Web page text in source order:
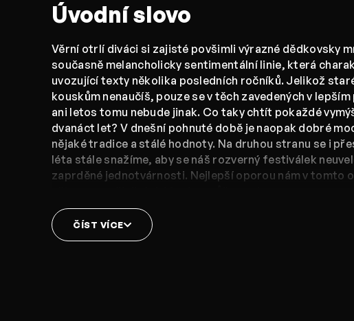
Úvodní slovo
Věrní otrlí diváci si zajisté povšimli výrazné dědkovsky
současně melancholicky sentimentální linie, která
uvozující texty několika posledních ročníků. Jelikož
kouskům nenaučíš, pouze se v těch zavedených v
ani letos tomu nebude jinak. Co taky chtít pokaždé
dvanáct let? V dnešní pohnuté době je naopak dobré
nějaké tradice a stálé hodnoty. Na druhou stranu se i
léta stále snažíme, aby se náš rozverný festiválek
zaprděné jednotvárnosti. Nejlepší oporou nám v tomto
sebedivočejší tituly či si vymyslet kdovíjak uhozené
vyjdeme s vlastní kůží na nelítostné pódium před plátnem
Jenže punc neopakovatelného a nezapomenutelného
ČÍST VÍCE